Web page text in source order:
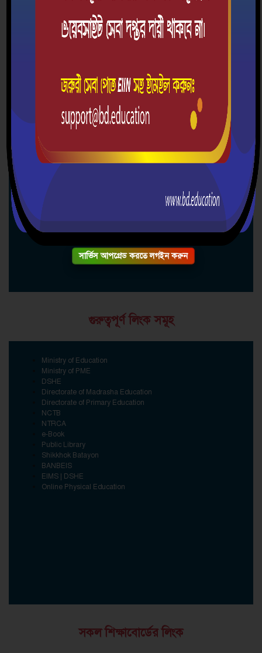
সার্ভিস আপগ্রেড করতে লগইন করুন
গ্রাম/রাস্তা: চরমুগরিয়া, ডাকঘর: চরমুগরিয়া-7901,
উপজেলা: মাদারীপুর সদর, জেলা: মাদারীপুর, বিভাগ:
charmugriamerchants@gmail.com
গুরুত্বপূর্ণ লিংক সমূহ
Ministry of Education
Ministry of PME
DSHE
Directorate of Madrasha Education
Directorate of Primary Education
NCTB
NTRCA
e-Book
Public Library
Shikkhok Batayon
BANBEIS
EIMS | DSHE
Online Physical Education
সকল শিক্ষাবোর্ডের লিংক